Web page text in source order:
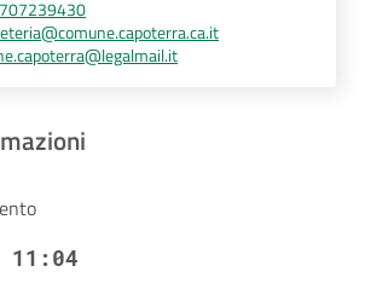
11:04